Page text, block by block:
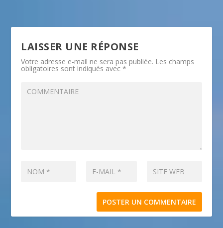
LAISSER UNE RÉPONSE
Votre adresse e-mail ne sera pas publiée. Les champs
obligatoires sont indiqués avec*